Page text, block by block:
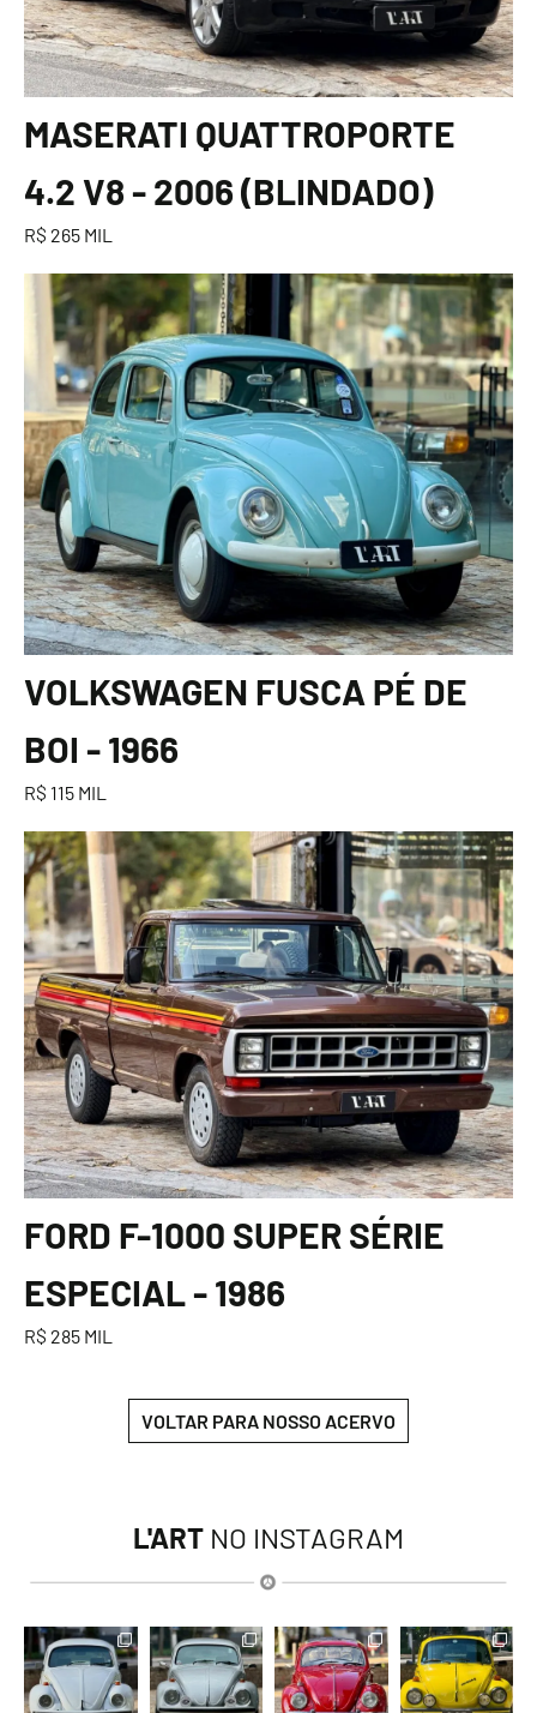
MASERATI QUATTROPORTE
4.2 V8 - 2006 (BLINDADO)
R$ 265 MIL
VOLKSWAGEN FUSCA PÉ DE
BOI - 1966
R$ 115 MIL
FORD F-1000 SUPER SÉRIE
ESPECIAL - 1986
R$ 285 MIL
VOLTAR PARA NOSSO ACERVO
L'ART NO INSTAGRAM
lart.br
Ago 8
lart.br
Ago 8
lart.br
Ago 8
lart.br
Ago 8